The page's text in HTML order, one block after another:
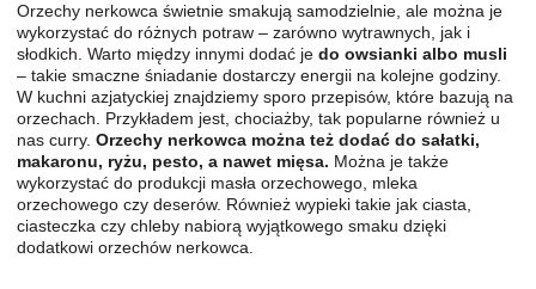
Orzechy nerkowca świetnie smakują samodzielnie, ale można je
wykorzystać do różnych potraw – zarówno wytrawnych, jak i
słodkich. Warto między innymi dodać je do owsianki albo musli
– takie smaczne śniadanie dostarczy energii na kolejne godziny.
W kuchni azjatyckiej znajdziemy sporo przepisów, które bazują na
orzechach. Przykładem jest, chociażby, tak popularne również u
nas curry. Orzechy nerkowca można też dodać do sałatki,
makaronu, ryżu, pesto, a nawet mięsa. Można je także
wykorzystać do produkcji masła orzechowego, mleka
orzechowego czy deserów. Również wypieki takie jak ciasta,
ciasteczka czy chleby nabiorą wyjątkowego smaku dzięki
dodatkowi orzechów nerkowca.